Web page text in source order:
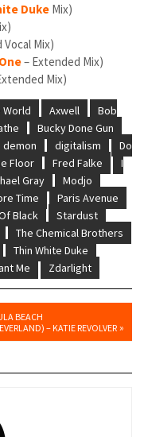
Duke Mix)
Mix)
– Extended Mix)
Mix)
World Axwell
Bob
Bucky Done Gun
demon digitalism
Do
Floor Fred Falke
I
Gray
Modjo
Time
Paris Avenue
Black
Stardust
The Chemical Brothers
Thin White Duke
Me Zdarlight
BEACH
– KATIE REVOLVER »